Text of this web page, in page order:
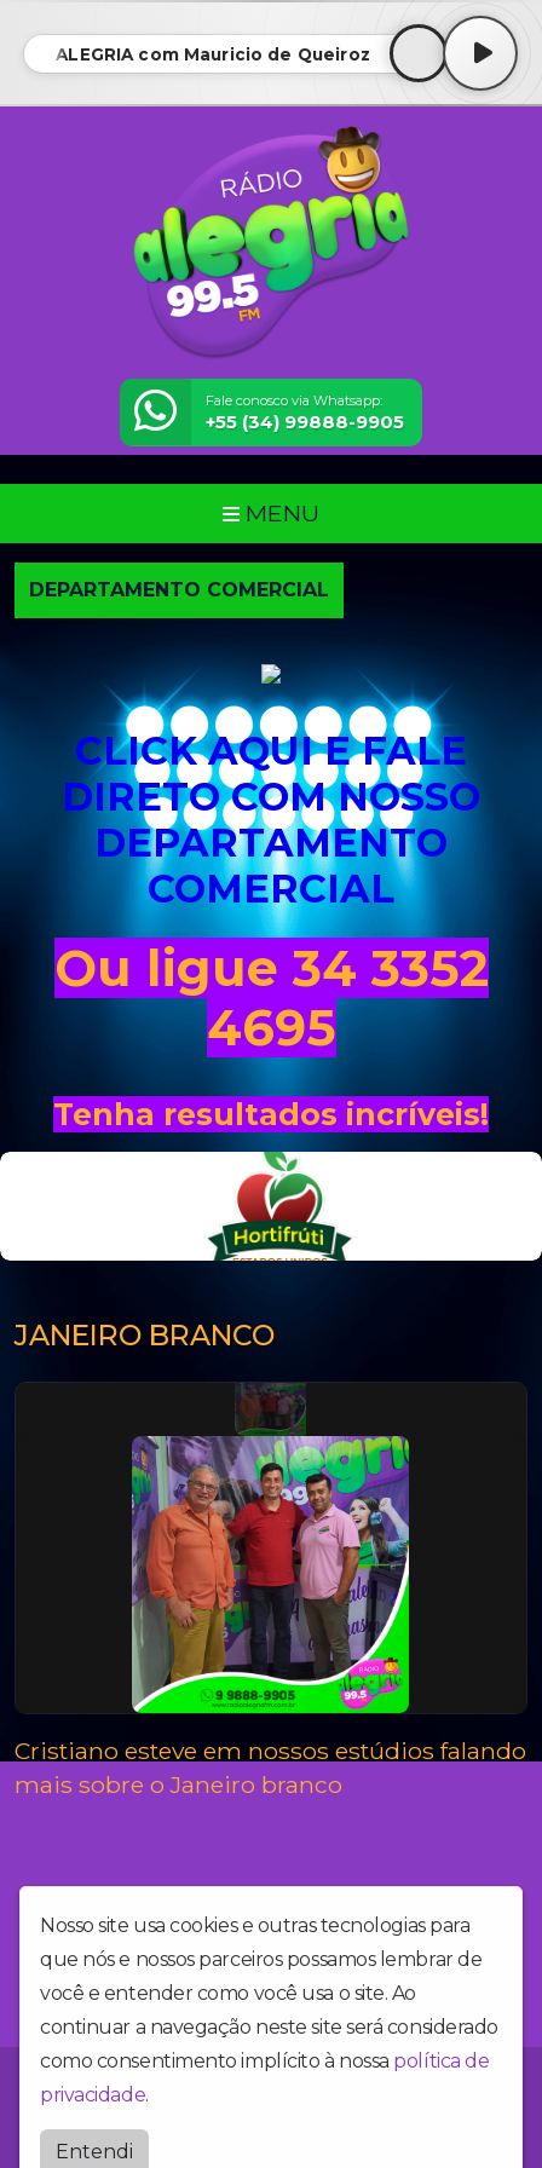
ALEGRIA com Mauricio de Queiroz • BATIDÃO
Fale conosco via Whatsapp:
+55 (34) 99888-9905
MENU
DEPARTAMENTO COMERCIAL
CLICK AQUI E FALE
DIRETO COM NOSSO
DEPARTAMENTO
COMERCIAL
Ou ligue 34 3352
4695
Tenha resultados incríveis!
JANEIRO BRANCO
Cristiano esteve em nossos estúdios falando
mais sobre o Janeiro branco
Nosso site usa cookies e outras tecnologias para
que nós e nossos parceiros possamos lembrar de
você e entender como você usa o site. Ao
continuar a navegação neste site será considerado
como consentimento implícito à nossa política de
privacidade.
Entendi
Você está no site da Alegria FM, a rádio mais alegre do Brasil!